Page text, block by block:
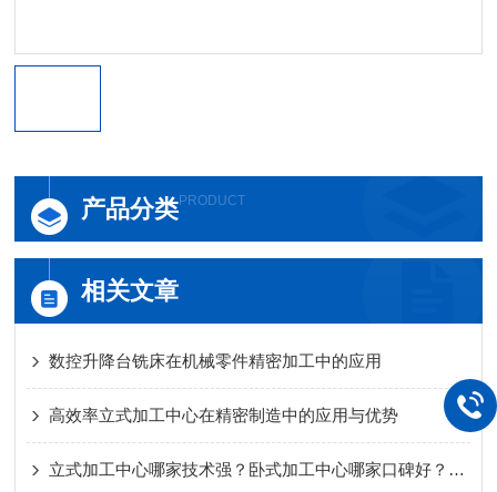
产品分类PRODUCT
相关文章
数控升降台铣床在机械零件精密加工中的应用
高效率立式加工中心在精密制造中的应用与优势
立式加工中心哪家技术强？卧式加工中心哪家口碑好？龙门加工中心哪个品牌售后服务好？